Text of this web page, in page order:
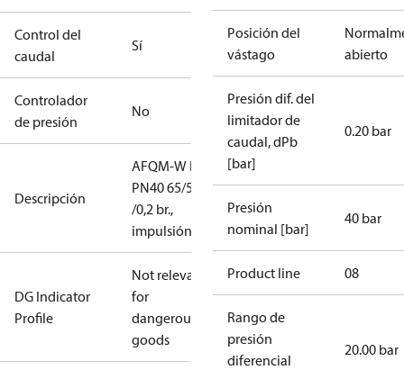
Control del
caudal
Sí
Controlador
de presión
No
Descripción
AFQM-W KF2
PN40 65/50
/0,2 br.,
impulsión/ret.
DG Indicator
Profile
Not relevant
for
dangerous
goods
Posición del
vástago
abierto
Presión dif. del
limitador de
caudal, dPb
[bar]
0.20 bar
Presión
nominal [bar]
40 bar
Product line 08
Rango de
presión
diferencial
20.00 bar